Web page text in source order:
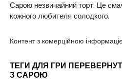
Сарою незвичайний торт. Це
кожного любителя солодкого.
Контент з комерційною
ТЕГИ ДЛЯ ГРИ
З САРОЮ